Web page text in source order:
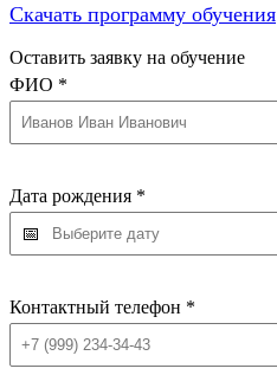
Скачать программу обучения
Оставить заявку на обучение
ФИО *
Дата рождения *
Контактный телефон *